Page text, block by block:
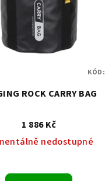
ROCK CARRY BAG
1 886 Kč
nedostupné
KÓD: